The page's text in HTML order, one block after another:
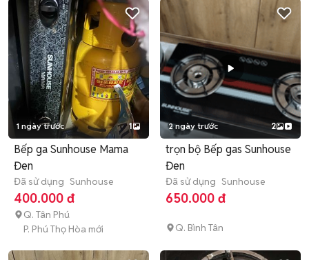
1 ngày trước 1
Bếp ga Sunhouse Mama
Đen
Đã sử dụng Sunhouse
400.000 đ
Q. Tân Phú
P. Phú Thọ Hòa mới
2 ngày trước 2
trọn bộ Bếp gas Sunhouse
Đen
Đã sử dụng Sunhouse
650.000 đ
Q. Bình Tân